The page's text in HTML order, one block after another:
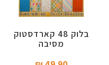
בלוק 48 קארדסטוק
מסיבה